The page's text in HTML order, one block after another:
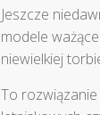
Jeszcze
modele
niewielkiej
To